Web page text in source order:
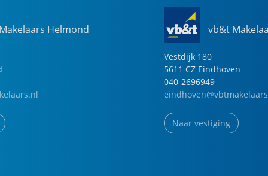
Helmond vb&t
Vestdijk 180
5611 CZ Eindhoven
040-2696949
Naar vestiging